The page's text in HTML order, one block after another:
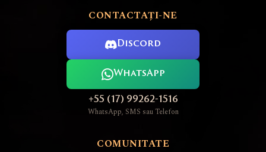
CONTACTAȚI-NE
Discord
WhatsApp
+55 (17) 99262-1516
WhatsApp, SMS sau Telefon
COMUNITATE